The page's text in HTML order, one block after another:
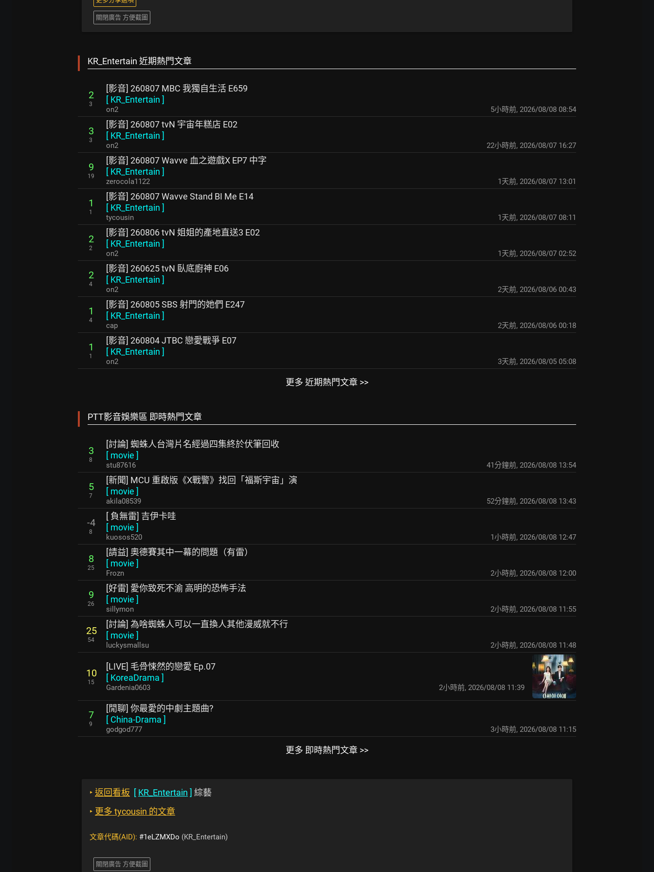
關閉廣告 方便截圖
KR_Entertain 近期熱門文章
2
3
[影音] 260807 MBC 我獨自生活 E659
[ KR_Entertain ]
on2 5小時前, 2026/08/08 08:54
3
3
[影音] 260807 tvN 宇宙年糕店 E02
[ KR_Entertain ]
on2 22小時前, 2026/08/07 16:27
9
19
[影音] 260807 Wavve 血之遊戲X EP7 中字
[ KR_Entertain ]
zerocola1122 1天前, 2026/08/07 13:01
1
1
[影音] 260807 Wavve Stand BI Me E14
[ KR_Entertain ]
tycousin 1天前, 2026/08/07 08:11
2
2
[影音] 260806 tvN 姐姐的產地直送3 E02
[ KR_Entertain ]
on2 1天前, 2026/08/07 02:52
2
4
[影音] 260625 tvN 臥底廚神 E06
[ KR_Entertain ]
on2 2天前, 2026/08/06 00:43
1
4
[影音] 260805 SBS 射門的她們 E247
[ KR_Entertain ]
cap 2天前, 2026/08/06 00:18
1
1
[影音] 260804 JTBC 戀愛戰爭 E07
[ KR_Entertain ]
on2 3天前, 2026/08/05 05:08
更多 近期熱門文章 >>
PTT影音娛樂區 即時熱門文章
3
8
[討論] 蜘蛛人台灣片名經過四集終於伏筆回收
[ movie ]
stu87616 41分鐘前, 2026/08/08 13:54
5
7
[新聞] MCU 重啟版《X戰警》找回「福斯宇宙」演
[ movie ]
akila08539 52分鐘前, 2026/08/08 13:43
-4
8
[ 負無雷] 吉伊卡哇
[ movie ]
kuosos520 1小時前, 2026/08/08 12:47
8
25
[請益] 奧德賽其中一幕的問題（有雷）
[ movie ]
Frozn 2小時前, 2026/08/08 12:00
9
26
[好雷] 愛你致死不渝 高明的恐怖手法
[ movie ]
sillymon 2小時前, 2026/08/08 11:55
25
54
[討論] 為啥蜘蛛人可以一直換人其他漫威就不行
[ movie ]
luckysmallsu 2小時前, 2026/08/08 11:48
10
15
[LIVE] 毛骨悚然的戀愛 Ep.07
[ KoreaDrama ]
Gardenia0603 2小時前, 2026/08/08 11:39
7
9
[閒聊] 你最愛的中劇主題曲?
[ China-Drama ]
godgod777 3小時前, 2026/08/08 11:15
更多 即時熱門文章 >>
‣ 返回看板 [ KR_Entertain ] 綜藝
‣ 更多 tycousin 的文章
文章代碼(AID): #1eLZMXDo (KR_Entertain)
關閉廣告 方便截圖